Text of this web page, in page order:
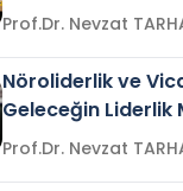
Prof.Dr. Nevzat
Nöroliderlik ve
Geleceğin Liderlik
Prof.Dr. Nevzat